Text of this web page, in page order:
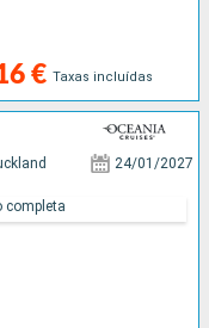
€ Taxas incluídas
24/01/2027
completa